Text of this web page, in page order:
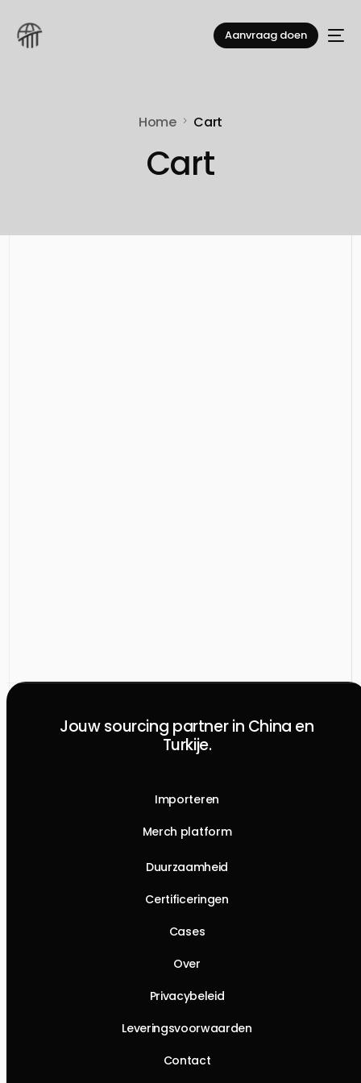
Aanvraag doen
Home Cart
Cart
Jouw sourcing partner in China en
Turkije.
Importeren
Merch platform
Duurzaamheid
Certificeringen
Cases
Over
Privacybeleid
Leveringsvoorwaarden
Contact